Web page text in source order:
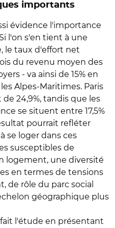
importants
évidence l'importance
l'on s'en tient à une
le taux d'effort net
du revenu moyen des
- va ainsi de 15% en
Alpes-Maritimes. Paris
24,9%, tandis que les
se situent entre 17,5%
pourrait refléter
se loger dans ces
susceptibles de
logement, une diversité
en termes de tensions
de rôle du parc social
géographique plus
l'étude en présentant